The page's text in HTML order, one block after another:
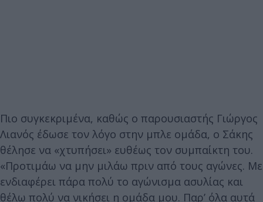
Πιο συγκεκριμένα, καθώς ο παρουσιαστής Γιώργος
Λιανός έδωσε τον λόγο στην μπλε ομάδα, ο Σάκης
θέλησε να «χτυπήσει» ευθέως τον συμπαίκτη του.
«Προτιμάω να μην μιλάω πριν από τους αγώνες. Με
ενδιαφέρει πάρα πολύ το αγώνισμα ασυλίας και
θέλω πολύ να νικήσει η ομάδα μου. Παρ’ όλα αυτά